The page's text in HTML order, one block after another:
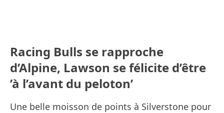
Racing Bulls se rapproche
d’Alpine, Lawson se félicite d’être
’à l’avant du peloton’
Une belle moisson de points à Silverstone pour